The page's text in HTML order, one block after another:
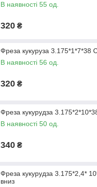
В наявності 55 од.
320 ₴
Фреза кукуруза 3.175*1*7*38
В наявності 56 од.
320 ₴
Фреза кукурудза
В наявності 50 од.
340 ₴
Фреза кукурудза 3.175*2,4*
вниз